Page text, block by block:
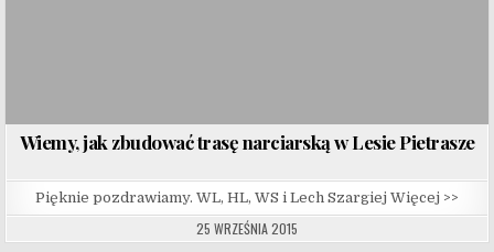
Wiemy, jak zbudować trasę narciarską w Lesie Pietrasze
Pięknie pozdrawiamy. WL, HL, WS i Lech Szargiej Więcej >>
25 WRZEŚNIA 2015